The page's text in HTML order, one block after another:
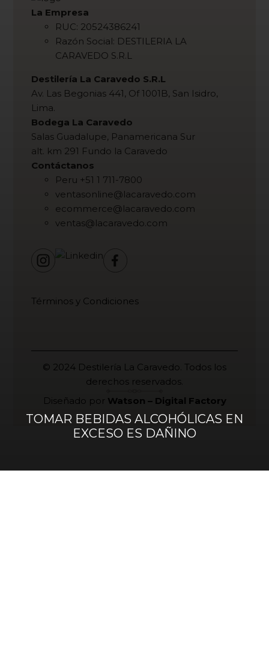
La Empresa
RUC: 20524386241
Razón Social: DESTILERIA LA
CARAVEDO S.R.L
Destilería La Caravedo S.R.L
Av. Las Begonias 441, Of 1001B, San Isidro,
Lima.
Bodega La Caravedo
Salas Guadalupe, Panamericana Sur
alt. km 291 Fundo la Caravedo
Contáctanos
Peru +51 1 711-7800
ventasonline@lacaravedo.com
ecommerce@lacaravedo.com
ventas@lacaravedo.com
Términos y Condiciones
© 2024 Destilería La Caravedo. Todos los
derechos reservados.
Diseñado por Watson – Digital Factory
TOMAR BEBIDAS ALCOHÓLICAS EN
EXCESO ES DAÑINO